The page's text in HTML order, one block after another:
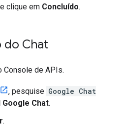
clique em Concluído.
do Chat
Console de APIs.
, pesquise Google Chat
Google Chat.
.